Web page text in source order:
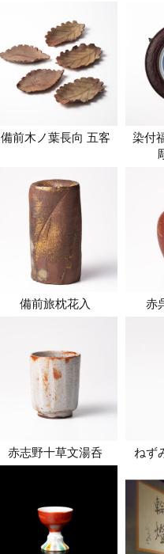
備前木ノ葉長向 五客
染付
備前旅枕花入 赤
赤志野十草文湯呑 ねず